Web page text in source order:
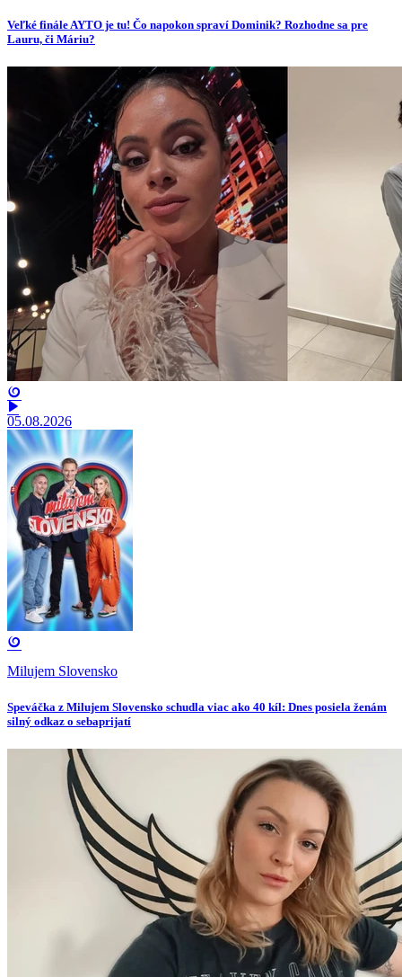
Veľké finále AYTO je tu! Čo napokon spraví Dominik? Rozhodne sa pre
Lauru, či Máriu?
05.08.2026
Milujem Slovensko
Speváčka z Milujem Slovensko schudla viac ako 40 kíl: Dnes posiela ženám
silný odkaz o sebaprijatí